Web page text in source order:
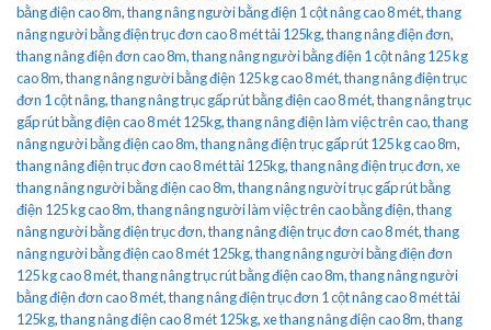
bằng điện cao 8m,thang nâng người bằng điện 1 cột nâng cao 8 mét,thang
nâng người bằng điện trục đơn cao 8 mét tải 125kg,thang nâng điện đơn,
thang nâng điện đơn cao 8m,thang nâng người bằng điện 1 cột nâng 125 kg
cao 8m,thang nâng người bằng điện 125 kg cao 8 mét,thang nâng điện trục
đơn 1 cột nâng,thang nâng trục gấp rút bằng điện cao 8 mét,thang nâng trục
gấp rút bằng điện cao 8 mét 125kg,thang nâng điện làm việc trên cao,thang
nâng người bằng điện cao 8m,thang nâng điện trục gấp rút 125 kg cao 8m,
thang nâng điện trục đơn cao 8 mét tải 125kg,thang nâng điện trục đơn,xe
thang nâng người bằng điện cao 8m,thang nâng người trục gấp rút bằng
điện 125 kg cao 8m,thang nâng người làm việc trên cao bằng điện,thang
nâng người bằng điện trục đơn,thang nâng điện trục đơn cao 8 mét,thang
nâng người bằng điện cao 8 mét 125kg,thang nâng người bằng điện đơn
125 kg cao 8 mét,thang nâng trục rút bằng điện cao 8m,thang nâng người
bằng điện đơn cao 8 mét,thang nâng điện trục đơn 1 cột nâng cao 8 mét tải
125kg,thang nâng điện cao 8 mét 125kg,xe thang nâng điện cao 8m,thang